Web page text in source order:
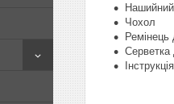
Чохол
Серветка
Інструкція